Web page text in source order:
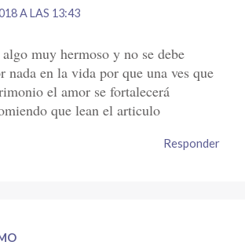
A LAS 13:43
muy hermoso y no se debe
nada en la vida por que una ves que
el amor se fortalecerá
que lean el articulo
Responder